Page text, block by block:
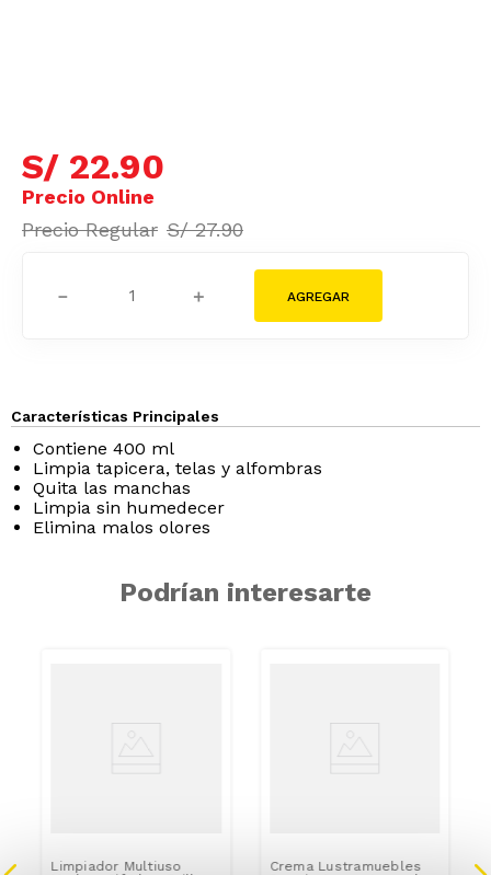
S/ 22.90
S/ 27.90
＋
－
Características Principales
Contiene 400 ml
Limpia tapicer­a, telas y alfombras
Quita las manchas
Limpia sin humedecer
Elimina malos olores
Podrían interesarte
Limpiador Multiuso
Crema Lustramuebles